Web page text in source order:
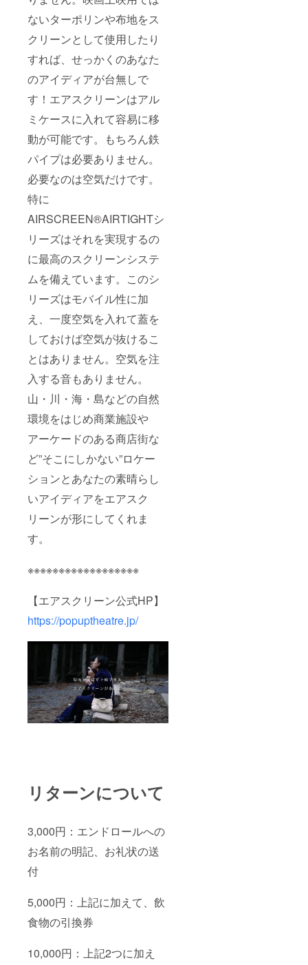
ないターポリンや布地をス
クリーンとして使用したり
すれば、せっかくのあなた
のアイディアが台無しで
す！エアスクリーンはアル
ミケースに入れて容易に移
動が可能です。もちろん鉄
パイプは必要ありません。
必要なのは空気だけです。
特に
AIRSCREEN®️AIRTIGHTシ
リーズはそれを実現するの
に最高のスクリーンシステ
ムを備えています。このシ
リーズはモバイル性に加
え、一度空気を入れて蓋を
しておけば空気が抜けるこ
とはありません。空気を注
入する音もありません。
山・川・海・島などの自然
環境をはじめ商業施設や
アーケードのある商店街な
ど”そこにしかない”ロケー
ションとあなたの素晴らし
いアイディアをエアスク
リーンが形にしてくれま
す。
※※※※※※※※※※※※※※※※※※
【エアスクリーン公式HP】
https://popuptheatre.jp/
リターンについて
3,000円：エンドロールへの
お名前の明記、お礼状の送
付
5,000円：上記に加えて、飲
食物の引換券
10,000円：上記2つに加え